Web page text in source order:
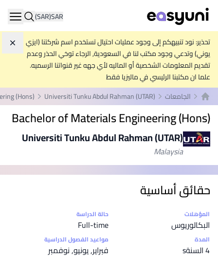
SAR
(SAR)
تحذير: نود تنبيهكم إلى وجود عمليات احتيال تستخدم اسم شركتنا (ايزي
يوني) وتدعي وجود مكتب لنا في السعودية, الرجاء توخي الحذر وعدم
تقديم المعلومات الشخصية أو الماليه لأي جهه غير قنواتنا الرسميه.
علما ان مكتبنا الرئيسي في ماليزيا فقط
الصفحة الرئيسية
الجامعات Universiti Tunku Abdul Rahman (UTAR)
(Hons)
Bachelor of Materials Engineering (Hons)
Universiti Tunku Abdul Rahman (UTAR)
Malaysia
حقائق أساسية
إحصائيات
المؤهلات
البكالوريوس
حالة الدراسة
Full-time
المدة
4 السنةs
مواعيد الفصول الدراسية
فبراير, يونيو, نوفمبر